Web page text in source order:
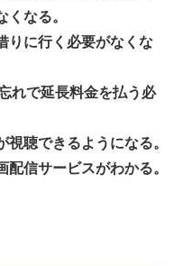
くなる。
りに行く必要がなくな
れで延長料金を払う必
視聴できるようになる。
配信サービスがわかる。